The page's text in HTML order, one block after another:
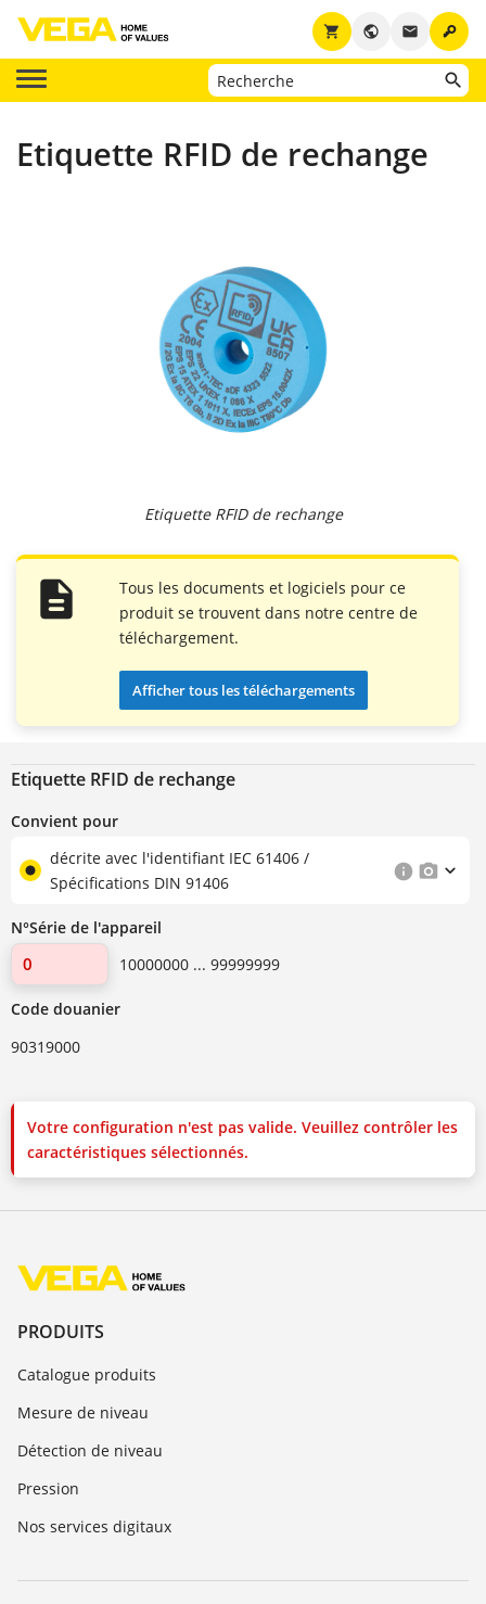
key
email
public
shopping_cart
Etiquette RFID de rechange
Etiquette RFID de rechange
Tous les documents et logiciels pour ce
produit se trouvent dans notre centre de
téléchargement.
Afficher tous les téléchargements
Etiquette RFID de rechange
Convient pour
décrite avec l'identifiant IEC 61406 /
Spécifications DIN 91406
N°Série de l'appareil
10000000 ... 99999999
Code douanier
90319000
Votre configuration n'est pas valide. Veuillez contrôler les
caractéristiques sélectionnés.
PRODUITS
Catalogue produits
Mesure de niveau
Détection de niveau
Pression
Nos services digitaux